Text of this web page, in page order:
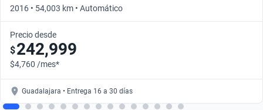
2016 • 54,003 km • Automático
Precio desde
$242,999
$4,760 /mes*
Guadalajara • Entrega 16 a 30 días